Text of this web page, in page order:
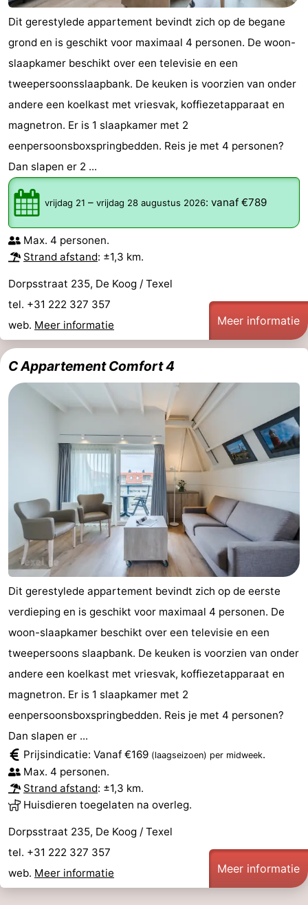
Dit gerestylede appartement bevindt zich op de begane
grond en is geschikt voor maximaal 4 personen. De woon-
slaapkamer beschikt over een televisie en een
tweepersoonsslaapbank. De keuken is voorzien van onder
andere een koelkast met vriesvak, koffiezetapparaat en
magnetron. Er is 1 slaapkamer met 2
eenpersoonsboxspringbedden. Reis je met 4 personen?
Dan slapen er 2 ...
vrijdag 21 – vrijdag 28 augustus 2026: vanaf €789
Max. 4 personen.
Strand afstand: ±1,3 km.
Dorpsstraat 235, De Koog / Texel
tel. +31 222 327 357
web. Meer informatie Meer informatie
C Appartement Comfort 4
Dit gerestylede appartement bevindt zich op de eerste
verdieping en is geschikt voor maximaal 4 personen. De
woon-slaapkamer beschikt over een televisie en een
tweepersoons slaapbank. De keuken is voorzien van onder
andere een koelkast met vriesvak, koffiezetapparaat en
magnetron. Er is 1 slaapkamer met 2
eenpersoonsboxspringbedden. Reis je met 4 personen?
Dan slapen er ...
Prijsindicatie: Vanaf €169 (laagseizoen) per midweek.
Max. 4 personen.
Strand afstand: ±1,3 km.
Huisdieren toegelaten na overleg.
Dorpsstraat 235, De Koog / Texel
tel. +31 222 327 357
web. Meer informatie Meer informatie